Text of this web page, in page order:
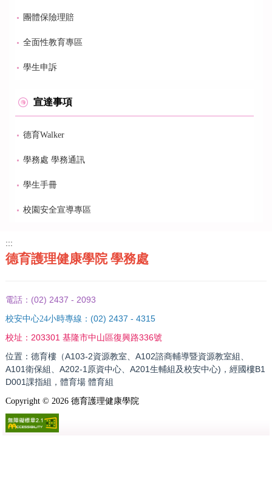
團體保險理賠
全面性教育專區
學生申訴
宣達事項
德育Walker
學務處 學務通訊
學生手冊
校園安全宣導專區
:::
德育護理健康學院 學務處
電話： (02) 2437 - 2093
校安中心24小時專線： (02) 2437 - 4315
校址： 203301 基隆市中山區復興路336號
位置：德育樓（A103-2資源教室、A102諮商輔導暨資源教室組、
A101衛保組、A202-1原資中心、A201生輔組及校安中心)，經國樓B1
D001課指組，體育場 體育組
Copyright © 2026德育護理健康學院